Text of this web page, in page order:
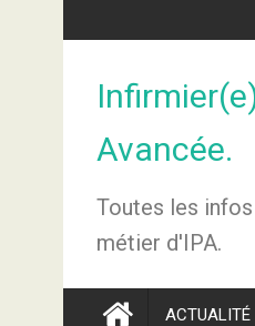
to
Avancée.
Toutes les
métier d'IPA.
ACTUALITÉ